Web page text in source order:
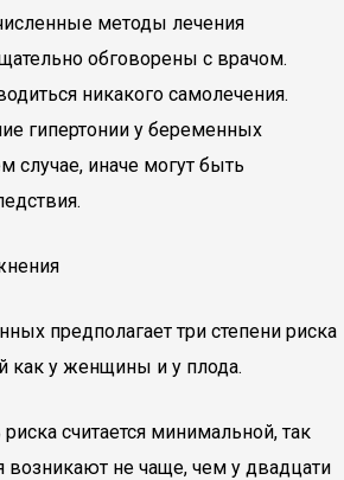
методы лечения
обговорены с врачом.
никакого самолечения.
гипертонии у беременных
случае, иначе могут быть
предполагает три степени риска
как у женщины и у плода.
считается минимальной, так
возникают не чаще, чем у двадцати